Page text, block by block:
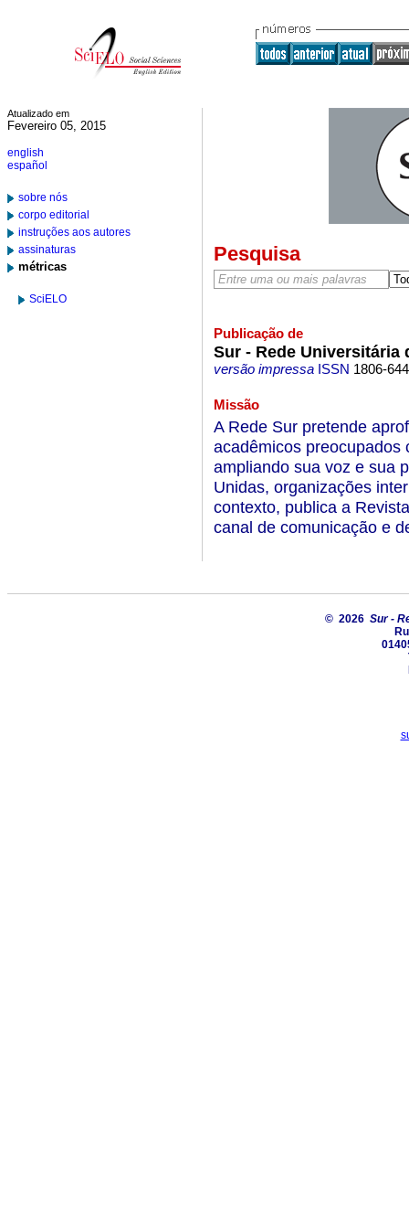
Atualizado em
Fevereiro 05, 2015
english
español
sobre nós
corpo editorial
instruções aos autores
assinaturas
métricas
SciELO
Pesquisa
Publicação de
Sur - Rede Universitária
versão impressaISSN 1806-
Missão
A Rede Sur pretende
acadêmicos preocupados
ampliando sua voz e sua
Unidas, organizações
contexto, publica a
canal de comunicação e
© 2026 Sur -